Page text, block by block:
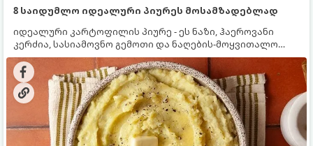
8 საიდუმლო იდეალური პიურეს მოსამზადებლად
იდეალური კარტოფილის პიურე - ეს ნაზი, ჰაეროვანი
კერძია, სასიამოვნო გემოთი და ნაღების-მოყვითალო
ფერით. მისი მომზადება ძალიან მარტივია, მაგრამ
არსებობს რამდენიმე საიდუმლო, რომლებიც უნდა
იცოდეთ, რომ პიურე იდეალურად გემრიელი გამოვიდეს.